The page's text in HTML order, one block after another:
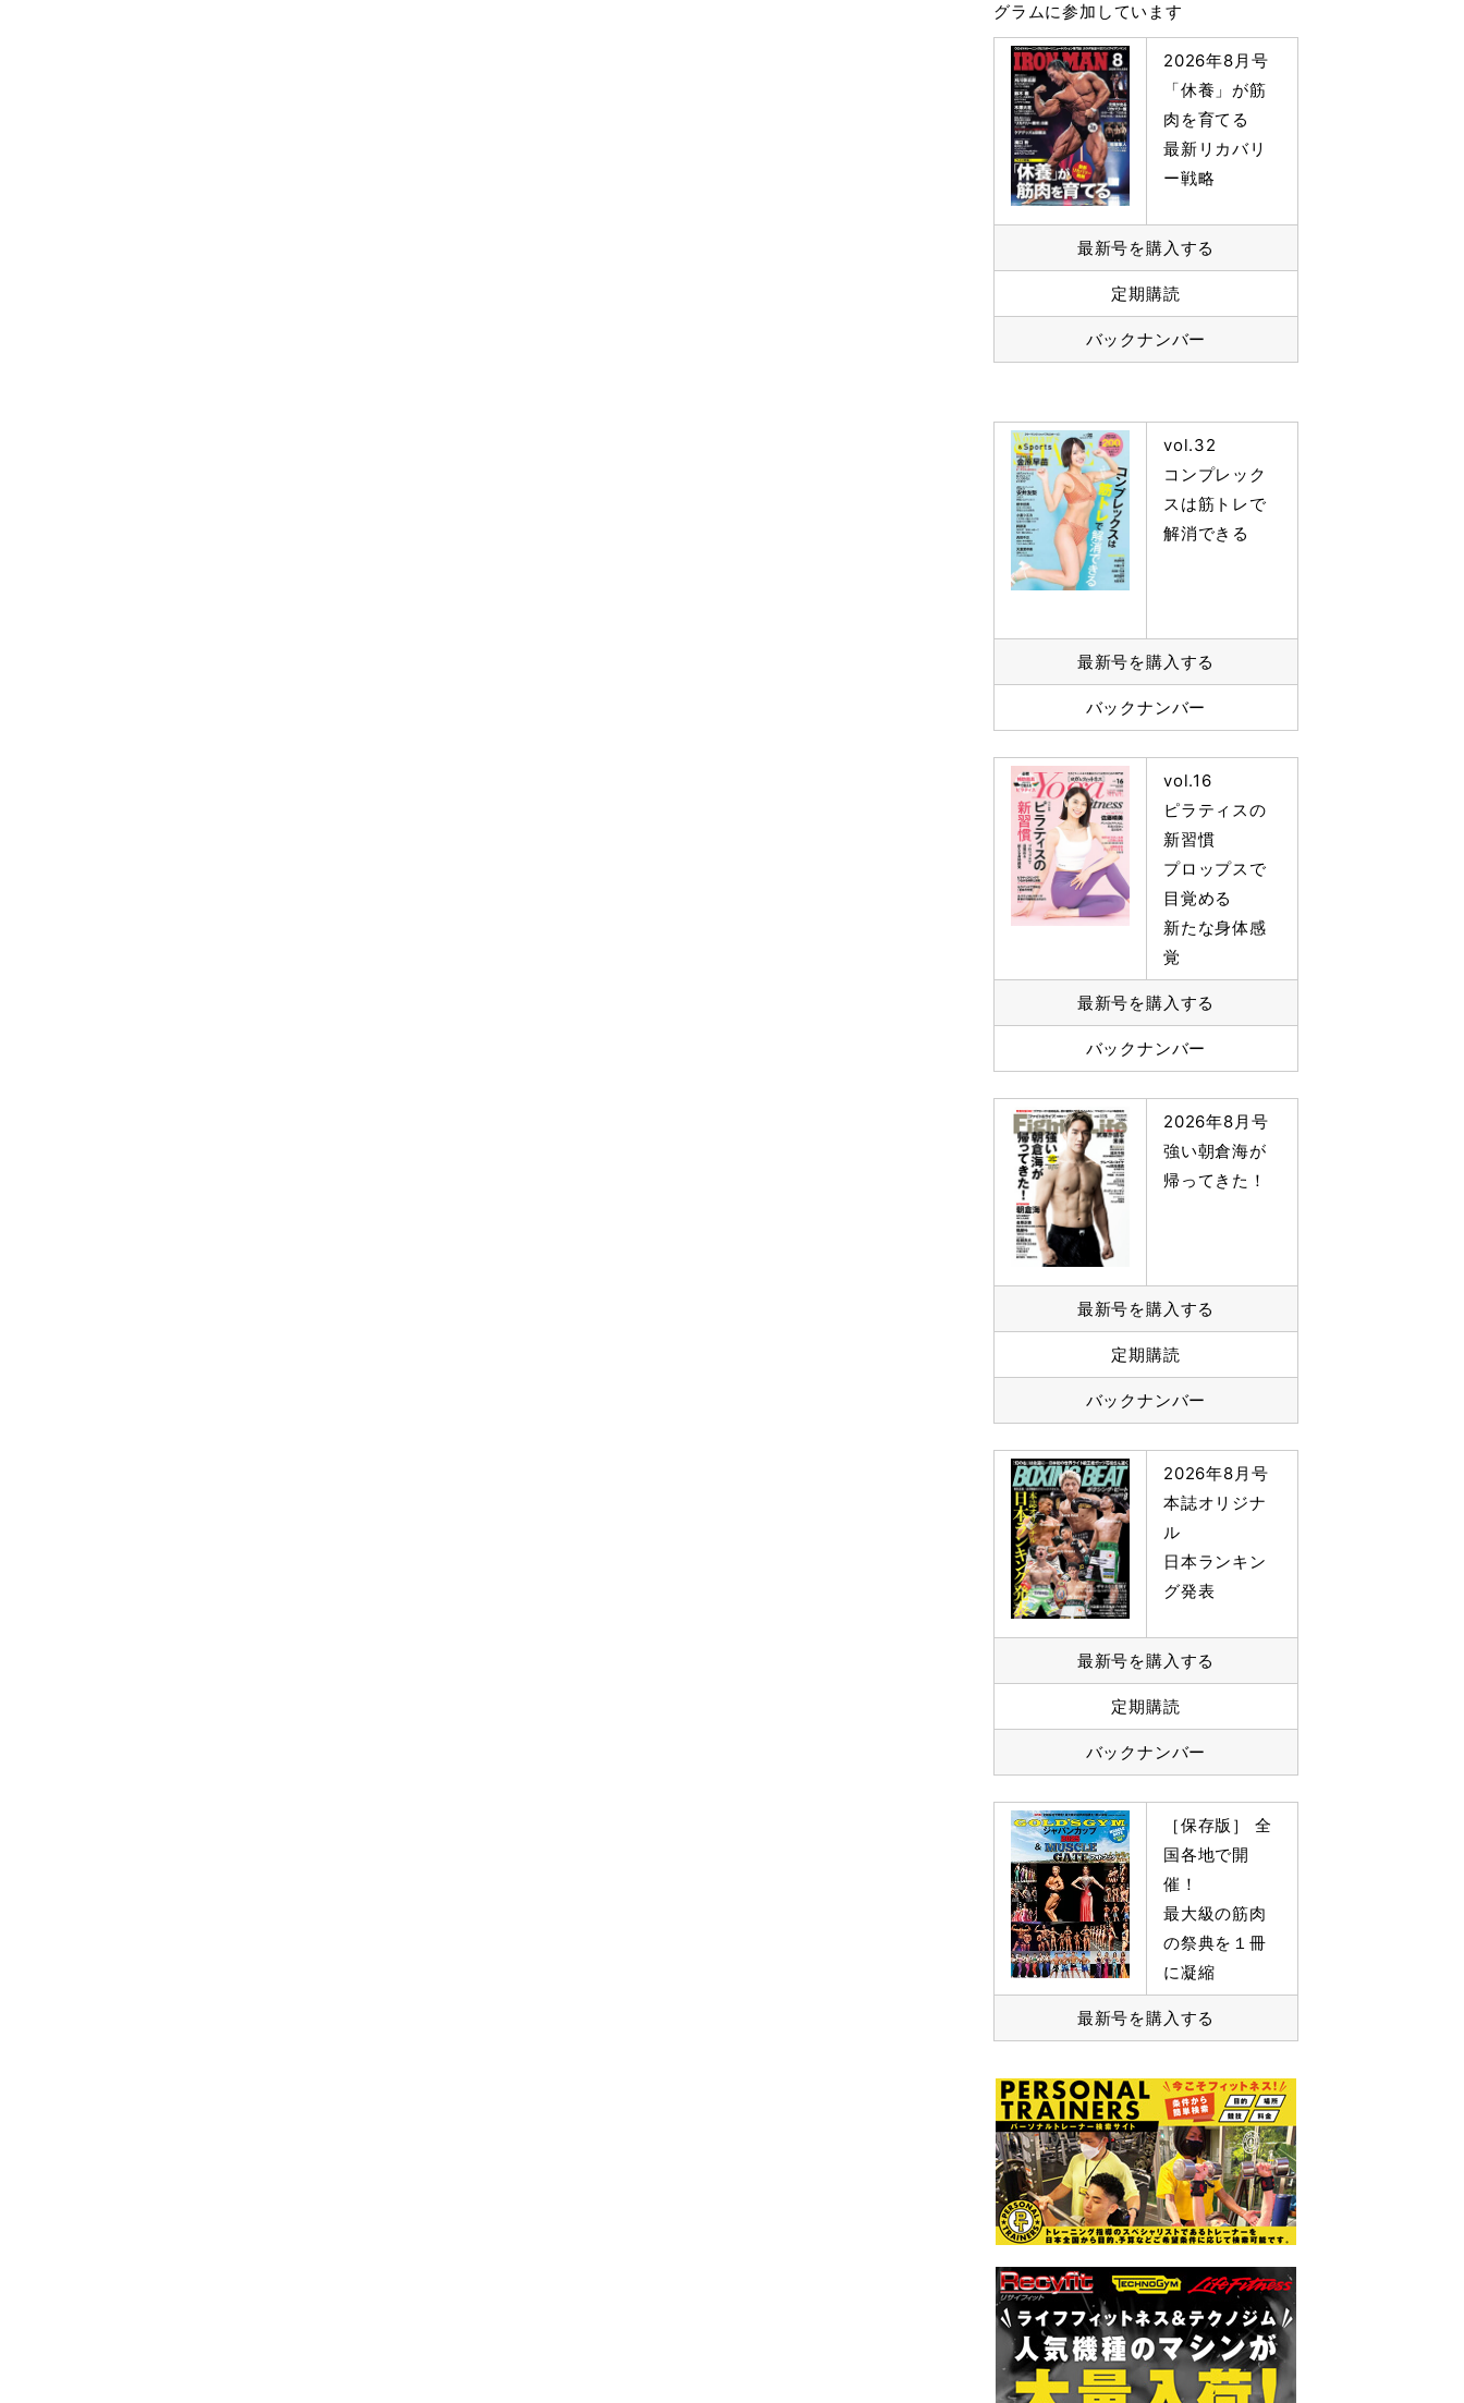
グラムに参加しています
2026年8月号
「休養」が筋
肉を育てる
最新リカバリ
ー戦略
最新号を購入する
定期購読
バックナンバー
vol.32
コンプレック
スは筋トレで
解消できる
最新号を購入する
バックナンバー
vol.16
ピラティスの
新習慣
プロップスで
目覚める
新たな身体感
覚
最新号を購入する
バックナンバー
2026年8月号
強い朝倉海が
帰ってきた！
最新号を購入する
定期購読
バックナンバー
2026年8月号
本誌オリジナ
ル
日本ランキン
グ発表
最新号を購入する
定期購読
バックナンバー
［保存版］ 全
国各地で開
催！
最大級の筋肉
の祭典を１冊
に凝縮
最新号を購入する